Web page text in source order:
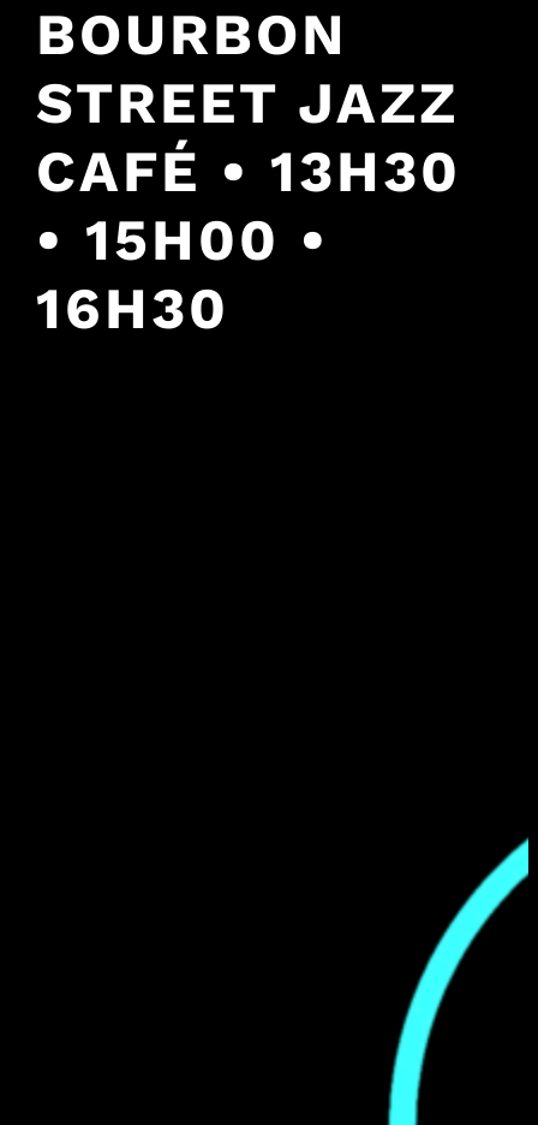
BOURBON
STREET JAZZ
CAFÉ • 13H30
• 15H00 •
16H30